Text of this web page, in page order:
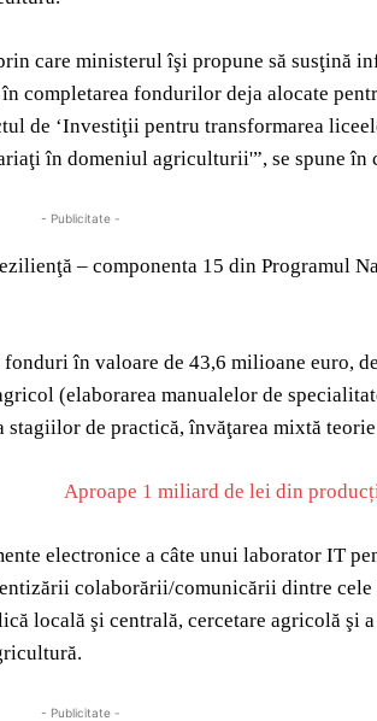
care ministerul îşi propune să susţină
completarea fondurilor deja alocate
de ‘Investiţii pentru transformarea
în domeniul agriculturii'”, se spune în
- Publicitate -
– componenta 15 din Programul
în valoare de 43,6 milioane euro,
(elaborarea manualelor de
de practică, învăţarea mixtă
Aproape 1 miliard de lei din
electronice a câte unui laborator IT
colaborării/comunicării dintre cele
locală şi centrală, cercetare agricolă şi
- Publicitate -